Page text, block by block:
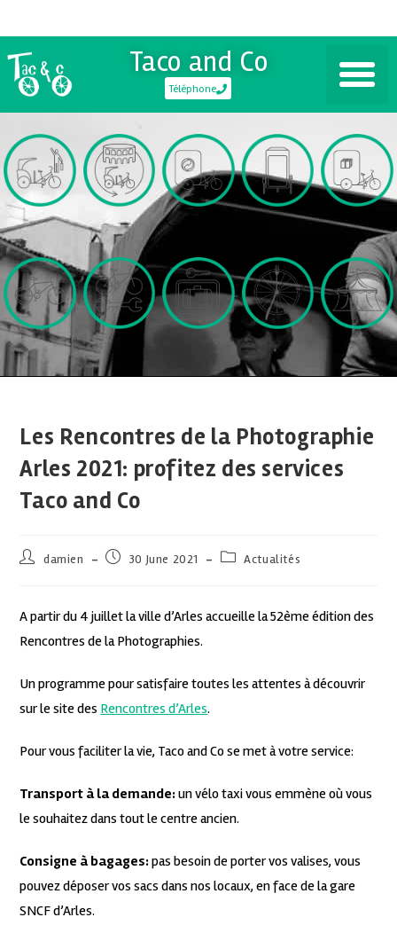
Taco and Co
Téléphone
Les Rencontres de la Photographie
Arles 2021: profitez des services
Taco and Co
damien 30 June 2021 Actualités
A partir du 4 juillet la ville d’Arles accueille la 52ème édition des
Rencontres de la Photographies.
Un programme pour satisfaire toutes les attentes à découvrir
sur le site des Rencontres d’Arles.
Pour vous faciliter la vie, Taco and Co se met à votre service:
Transport à la demande:un vélo taxi vous emmène où vous
le souhaitez dans tout le centre ancien.
Consigne à bagages:pas besoin de porter vos valises, vous
pouvez déposer vos sacs dans nos locaux, en face de la gare
SNCF d’Arles.